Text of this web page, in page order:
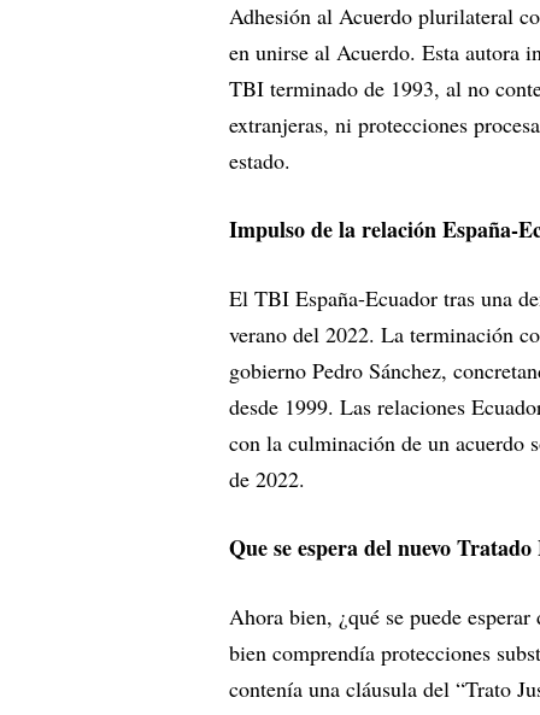
Adhesión al Acuerdo plurilateral
en unirse al Acuerdo. Esta autora
TBI terminado de 1993, al no
extranjeras, ni protecciones
estado.
Impulso de la relación España-
El TBI España-Ecuador tras una
verano del 2022. La terminación
gobierno Pedro Sánchez,
desde 1999. Las relaciones
con la culminación de un acuerdo
de 2022.
Que se espera del nuevo
Ahora bien, ¿qué se puede
bien comprendía protecciones
contenía una cláusula del “Trato